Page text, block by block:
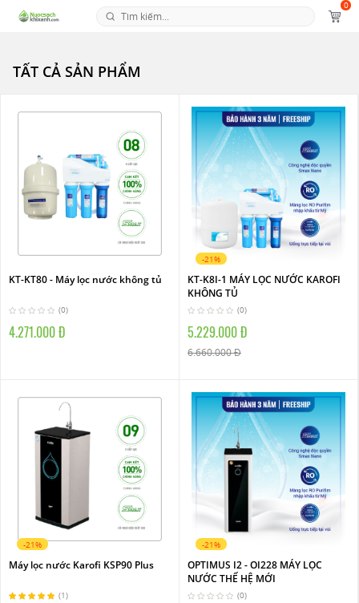
0
TẤT CẢ SẢN PHẨM
KT-KT80 - Máy lọc nước không tủ
(0)
4.271.000 Đ
-21%
KT-K8I-1 MÁY LỌC NƯỚC KAROFI
KHÔNG TỦ
(0)
5.229.000 Đ
6.660.000 Đ
-21%
Máy lọc nước Karofi KSP90 Plus
(1)
-21%
OPTIMUS I2 - OI228 MÁY LỌC
NƯỚC THẾ HỆ MỚI
(0)